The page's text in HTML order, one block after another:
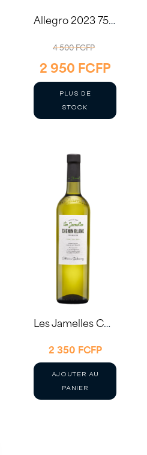
Allegro 2023 75cl – Domaine Ollier Taillefer
4 500FCFP
PRIX
INITIAL
2 950 FCFPLE
PRIX
PLUS DE
STOCK
Les Jamelles Chenin 2024
2 350 FCFP
AJOUTER AU
PANIER